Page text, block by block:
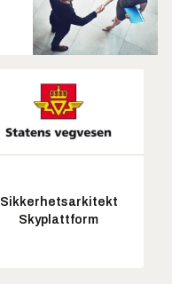
Sikkerhetsarkitekt
Skyplattform